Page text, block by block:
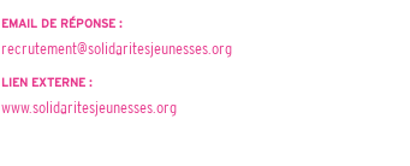
EMAIL DE RÉPONSE :
recrutement@solidaritesjeunesses.org
LIEN EXTERNE :
www.solidaritesjeunesses.org